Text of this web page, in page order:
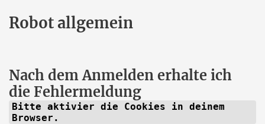
Robot allgemein
Nach dem Anmelden erhalte ich
die Fehlermeldung
Bitte aktivier die Cookies in deinem
Browser.